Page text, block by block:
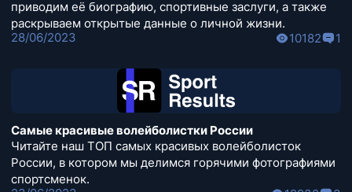
приводим её биографию, спортивные заслуги, а также
раскрываем открытые данные о личной жизни.
28/06/2023
10182 1
Самые красивые волейболистки России
Читайте наш ТОП самых красивых волейболисток
России, в котором мы делимся горячими фотографиями
спортсменок.